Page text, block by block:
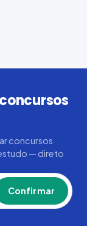
concursos
— direto
Confirmar